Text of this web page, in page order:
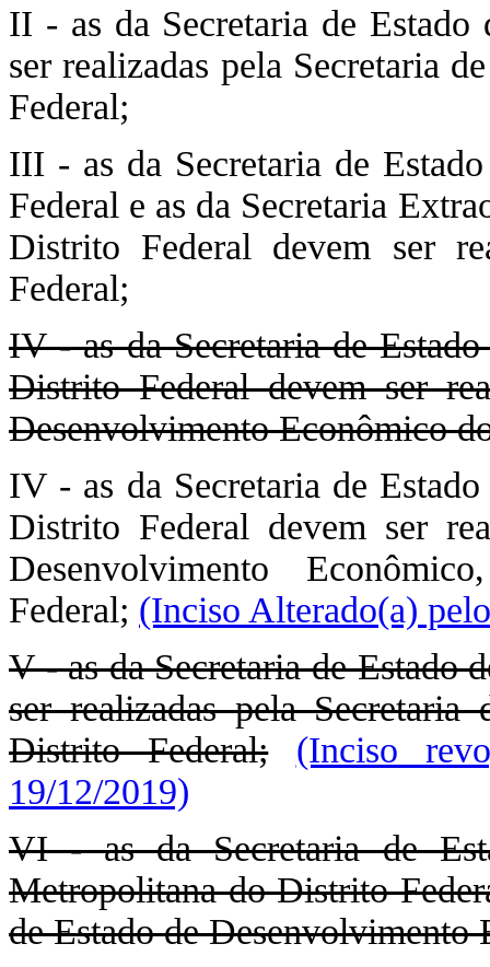
II - as da Secretaria de
ser realizadas pela Secretaria
Federal;
III - as da Secretaria de
Federal e as da Secretaria
Distrito Federal devem ser
Federal;
IV - as da Secretaria de
Distrito Federal devem ser
Desenvolvimento Econômico
IV - as da Secretaria de
Distrito Federal devem ser
Desenvolvimento
Federal; (Inciso Alterado(a)
V - as da Secretaria de Estado
ser realizadas pela
Distrito Federal;
(Inciso
19/12/2019)
VI - as da Secretaria de
Metropolitana do Distrito
de Estado de